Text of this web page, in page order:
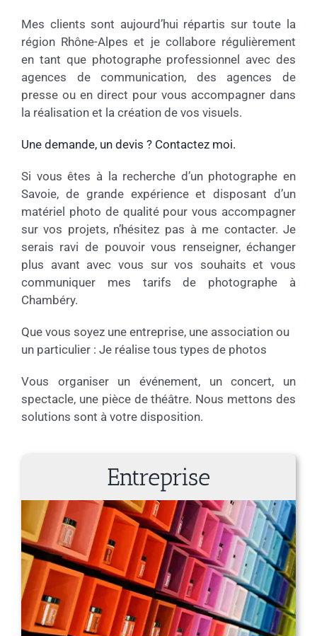
Mes clients sont aujourd’hui répartis sur toute la
région Rhône-Alpes et je collabore régulièrement
en tant que photographe professionnel avec des
agences de communication, des agences de
presse ou en direct pour vous accompagner dans
la réalisation et la création de vos visuels.
Une demande, un devis ? Contactez moi.
Si vous êtes à la recherche d’un photographe en
Savoie, de grande expérience et disposant d’un
matériel photo de qualité pour vous accompagner
sur vos projets, n’hésitez pas à me contacter. Je
serais ravi de pouvoir vous renseigner, échanger
plus avant avec vous sur vos souhaits et vous
communiquer mes tarifs de photographe à
Chambéry.
Que vous soyez une entreprise, une association ou
un particulier : Je réalise tous types de photos
Vous organiser un événement, un concert, un
spectacle, une pièce de théâtre. Nous mettons des
solutions sont à votre disposition.
Entreprise